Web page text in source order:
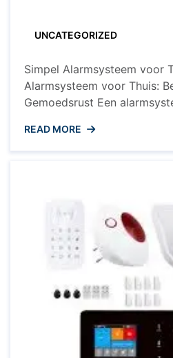
UNCATEGORIZED
Simpel Alarmsysteem voor
Alarmsysteem voor Thuis:
Gemoedsrust Een
beschermen tegen inbraak
indringers. Met de opkomst
gemoedsrust bieden, zelfs
Voordelen van ...
READ MORE